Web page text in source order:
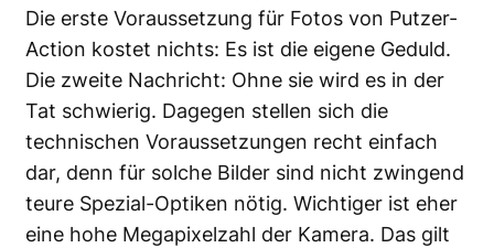
Die erste Voraussetzung für Fotos von Putzer-
Action kostet nichts: Es ist die eigene Geduld.
Die zweite Nachricht: Ohne sie wird es in der
Tat schwierig. Dagegen stellen sich die
technischen Voraussetzungen recht einfach
dar, denn für solche Bilder sind nicht zwingend
teure Spezial-Optiken nötig. Wichtiger ist eher
eine hohe Megapixelzahl der Kamera. Das gilt